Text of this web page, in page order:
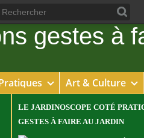
Art & Culture
LE JARDINOSCOPE COTÉ
GESTES À FAIRE AU JARDIN